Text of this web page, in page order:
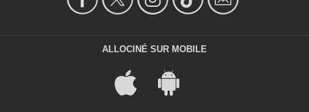
ALLOCINÉ SUR MOBILE